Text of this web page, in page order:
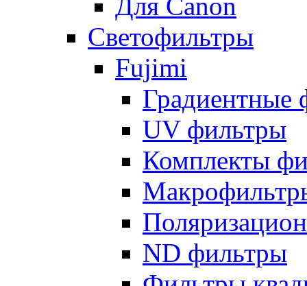
Для Canon
Светофильтры
Fujimi
Градиентные
UV фильтры
Комплекты
ND фильтры